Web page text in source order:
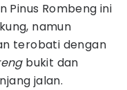
Pinus Rombeng ini
namun
terobati dengan
bukit dan
jalan.